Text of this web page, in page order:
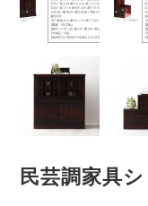
民芸調家具